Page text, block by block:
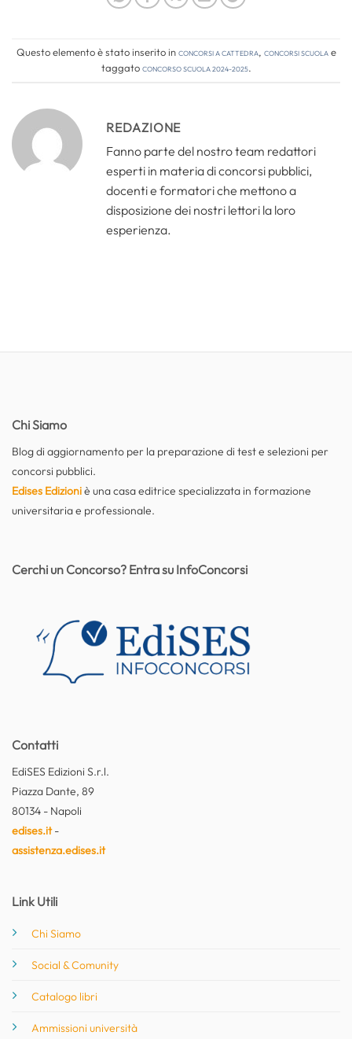
Questo elemento è stato inserito inConcorsi a cattedra, Concorsi Scuolae
taggatoconcorso scuola 2024-2025.
REDAZIONE
Fanno parte del nostro team redattori
esperti in materia di concorsi pubblici,
docenti e formatori che mettono a
disposizione dei nostri lettori la loro
esperienza.
Chi Siamo
Blog di aggiornamento per la preparazione di test e selezioni per
concorsi pubblici.
Edises Edizioniè una casa editrice specializzata in formazione
universitaria e professionale.
Contatti
EdiSES Edizioni S.r.l.
Piazza Dante, 89
80134 - Napoli
edises.it-
assistenza.edises.it
Link Utili
Chi Siamo
Social & Comunity
Catalogo libri
Ammissioni università
Cerchi un Concorso? Entra su InfoConcorsi